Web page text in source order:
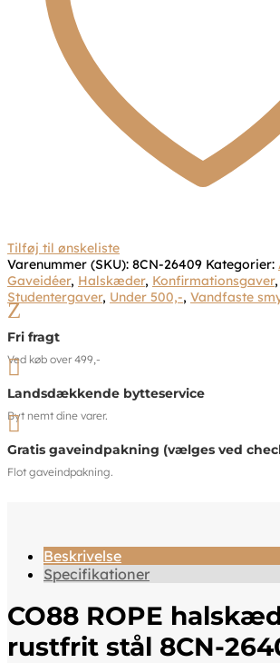
Tilføj til ønskeliste
Varenummer (SKU): 8CN-26409 Kategorier:
Gaveidéer, Halskæder, Konfirmationsgaver,
Studentergaver, Under 500,-, Vandfaste
Z
Fri fragt
Ved køb over 499,-

Landsdækkende bytteservice
Byt nemt dine varer.

Gratis gaveindpakning (vælges ved
Flot gaveindpakning.
Beskrivelse
Specifikationer
CO88 ROPE
rustfrit stål 8CN-